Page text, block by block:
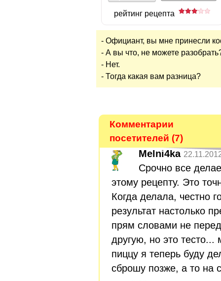
рейтинг рецепта
- Официант, вы мне принесли
- А вы что, не можете
- Нет.
- Тогда какая вам разница?
Комментарии
посетителей (7)
Melni4ka
Срочно все
этому рецепту. Это
Когда делала, честно
результат настолько
прям словами не
другую, но это
пиццу я теперь буду
сброшу позже, а то на